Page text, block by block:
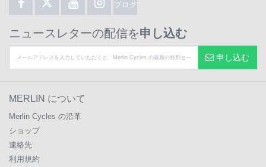
ブログ
ニュースレターの配信を申し込む
申し込む
MERLIN について
Merlin Cycles の沿革
ショップ
連絡先
利用規約